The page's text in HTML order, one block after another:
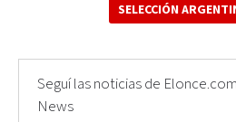
SELECCIÓN
Seguí las noticias de
News